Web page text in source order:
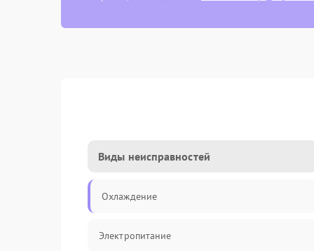
Виды неисправностей
Охлаждение
Электропитание